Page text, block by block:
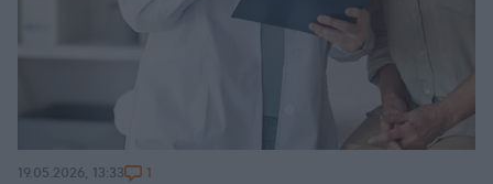
19.05.2026, 13:33 1